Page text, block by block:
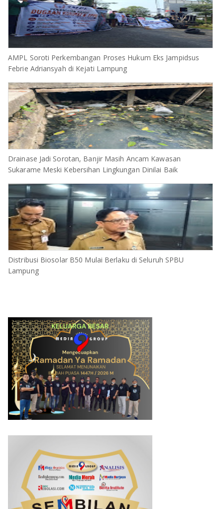
AMPL Soroti Perkembangan Proses Hukum Eks Jampidsus
Febrie Adriansyah di Kejati Lampung
Drainase Jadi Sorotan, Banjir Masih Ancam Kawasan
Sukarame Meski Kebersihan Lingkungan Dinilai Baik
Distribusi Biosolar B50 Mulai Berlaku di Seluruh SPBU
Lampung